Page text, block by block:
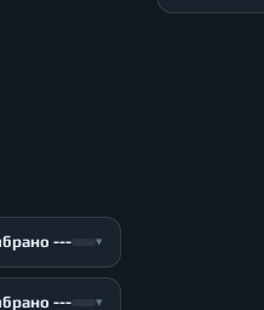
--- ▾
--- ▾